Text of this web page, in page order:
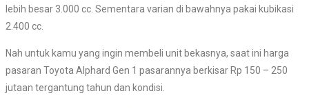
lebih besar 3.000 cc. Sementara varian di bawahnya pakai kubikasi
2.400 cc.
Nah untuk kamu yang ingin membeli unit bekasnya, saat ini harga
pasaran Toyota Alphard Gen 1 pasarannya berkisar Rp 150 – 250
jutaan tergantung tahun dan kondisi.